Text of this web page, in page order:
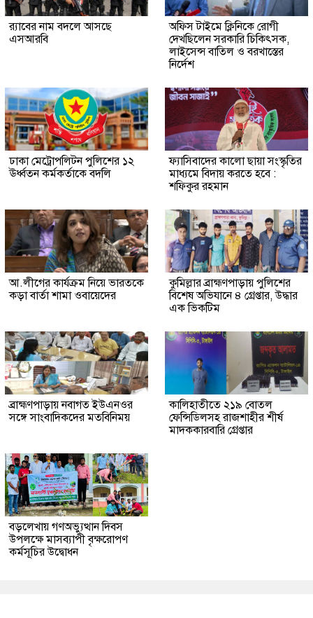
র‍্যাবের নাম বদলে আসছে
এসআরবি
অফিস টাইমে ক্লিনিকে রোগী
দেখছিলেন সরকারি চিকিৎসক,
লাইসেন্স বাতিল ও বরখাস্তের
নির্দেশ
ঢাকা মেট্রোপলিটন পুলিশের ১২
ঊর্ধ্বতন কর্মকর্তাকে বদলি
ফ্যাসিবাদের কালো ছায়া সংস্কৃতির
মাধ্যমে বিদায় করতে হবে :
শফিকুর রহমান
আ.লীগের কার্যক্রম নিয়ে ভারতকে
কড়া বার্তা শামা ওবায়েদের
কুমিল্লার ব্রাহ্মণপাড়ায় পুলিশের
বিশেষ অভিযানে ৪ গ্রেপ্তার, উদ্ধার
এক ভিকটিম
ব্রাহ্মণপাড়ায় নবাগত ইউএনওর
সঙ্গে সাংবাদিকদের মতবিনিময়
কালিহাতীতে ২১৯ বোতল
ফেন্সিডিলসহ রাজশাহীর শীর্ষ
মাদককারবারি গ্রেপ্তার
বড়লেখায় গণঅভ্যুত্থান দিবস
উপলক্ষে মাসব্যাপী বৃক্ষরোপণ
কর্মসূচির উদ্বোধন